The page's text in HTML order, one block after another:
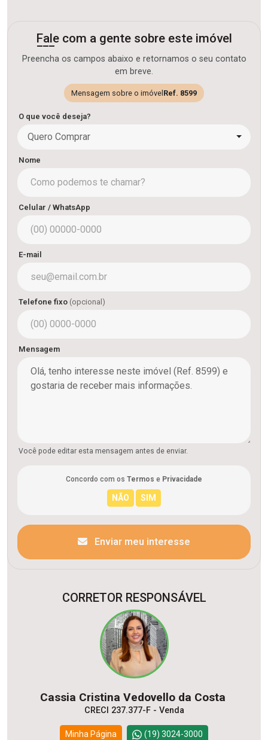
Fale com a gente sobre este imóvel
Preencha os campos abaixo e retornamos o seu contato
em breve.
Mensagem sobre o imóvel Ref. 8599
O que você deseja?
Quero Comprar
Nome
Celular / WhatsApp
E-mail
Telefone fixo (opcional)
Mensagem
Você pode editar esta mensagem antes de enviar.
Concordo com os Termos e Privacidade
Enviar meu interesse
CORRETOR RESPONSÁVEL
Cassia Cristina Vedovello da Costa
CRECI 237.377-F - Venda
Minha Página (19) 3024-3000